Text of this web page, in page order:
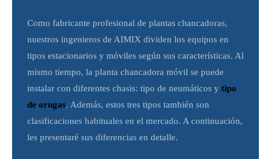
Como fabricante profesional de plantas chancadoras,
nuestros ingenieros de AIMIX dividen los equipos en
tipos estacionarios y móviles según sus características. Al
mismo tiempo, la planta chancadora móvil se puede
instalar con diferentes chasis: tipo de neumáticos y tipo
de orugas. Además, estos tres tipos también son
clasificaciones habituales en el mercado. A continuación,
les presentaré sus diferencias en detalle.